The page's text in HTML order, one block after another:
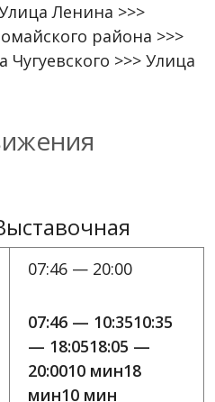
Ленина >>>
района >>>
>>> Улица
07:46 — 20:00
07:46 — 10:3510:35
— 18:0518:05 —
20:0010 мин18
мин10 мин